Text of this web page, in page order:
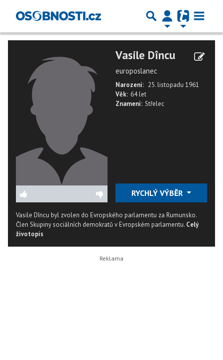
Vasile Dîncu
europoslanec
Narození: 25. listopadu 1961
Věk: 64 let
Znamení: Střelec
RYCHLÝ VÝBĚR
Vasile Dîncu byl zvolen do Evropského parlamentu za Rumunsko.
Člen Skupiny sociálních demokratů v Evropském parlamentu. Celý
životopis